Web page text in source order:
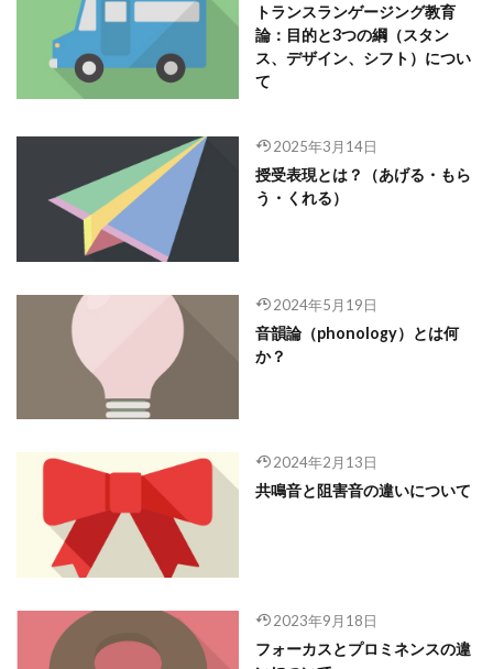
トランスランゲージング教育
論：目的と3つの綱（スタン
ス、デザイン、シフト）につい
て
2025年3月14日
授受表現とは？（あげる・もら
う・くれる）
2024年5月19日
音韻論（phonology）とは何
か？
2024年2月13日
共鳴音と阻害音の違いについて
2023年9月18日
フォーカスとプロミネンスの違